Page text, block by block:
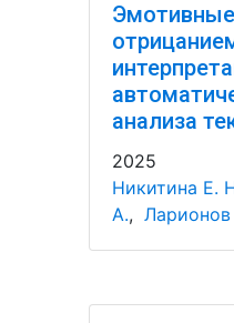
анализа
2025
Никитина Е.
А.,